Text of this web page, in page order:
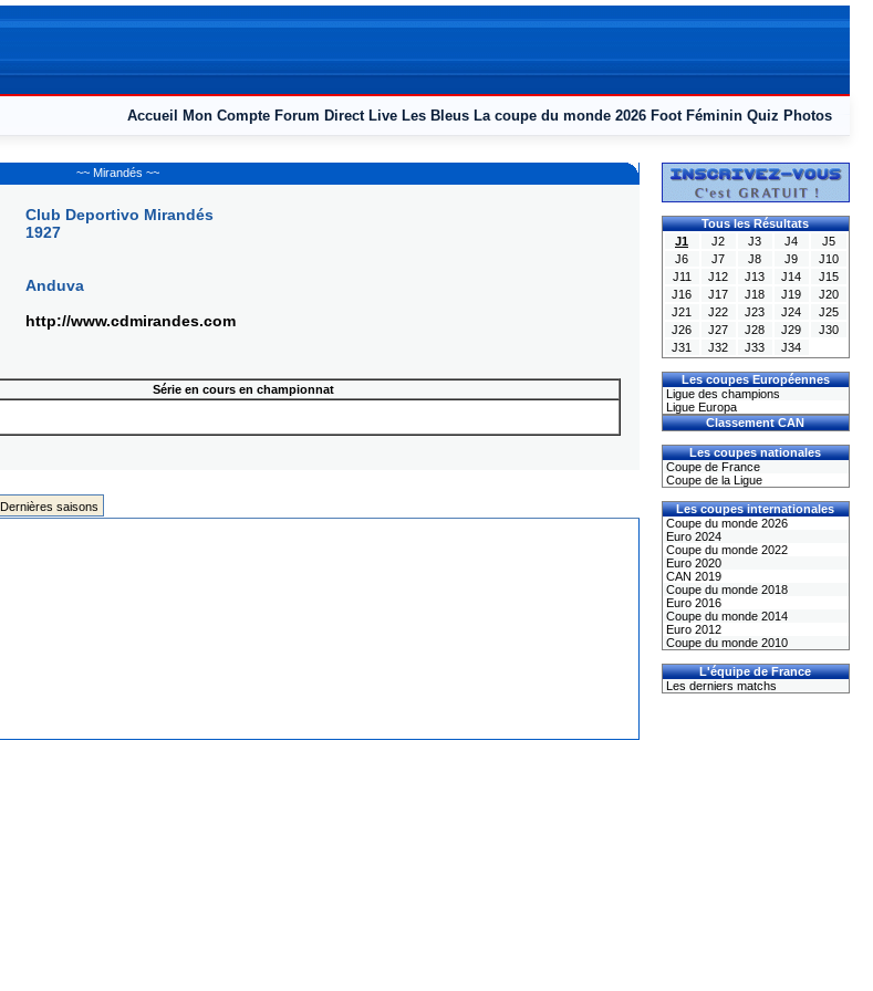
Accueil Mon Compte Forum Direct Live Les Bleus La coupe du monde 2026 Foot Féminin Quiz Photos
~~ Mirandés ~~
Club Deportivo Mirandés
1927
Anduva
http://www.cdmirandes.com
Série en cours en championnat
Dernières saisons
Tous les Résultats
J1
J2 J3 J4
J5
J6
J7 J8 J9
J10
J11
J12 J13 J14
J15
J16
J17 J18 J19
J20
J21
J22 J23 J24
J25
J26
J27 J28 J29
J30
J31
J32 J33 J34
Les coupes Européennes
Ligue des champions
Ligue Europa
Classement CAN
Les coupes nationales
Coupe de France
Coupe de la Ligue
Les coupes internationales
Coupe du monde 2026
Euro 2024
Coupe du monde 2022
Euro 2020
CAN 2019
Coupe du monde 2018
Euro 2016
Coupe du monde 2014
Euro 2012
Coupe du monde 2010
L'équipe de France
Les derniers matchs